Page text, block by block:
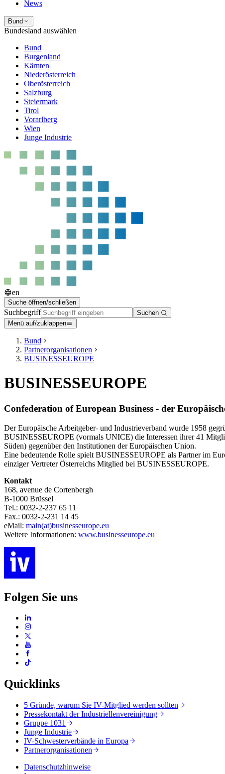
News
Bund
Bundesland auswählen
Bund
Burgenland
Kärnten
Niederösterreich
Oberösterreich
Salzburg
Steiermark
Tirol
Vorarlberg
Wien
Junge Industrie
en
Suche öffnen/schließen
Suchbegriff
Suchen
Menü auf/zuklappen
Bund
Partnerorganisationen
BUSINESSEUROPE
BUSINESSEUROPE
Confederation of European Business - der
Der Europäische Arbeitgeber- und Industrieverband wurde 1958
BUSINESSEUROPE (vormals UNICE) die Interessen ihrer 41
Süden) gegenüber den Institutionen der Europäischen Union.
Eine bedeutende Rolle spielt BUSINESSEUROPE als Partner im
einziger Vertreter Österreichs Mitglied bei BUSINESSEUROPE.
Kontakt
168, avenue de Cortenbergh
B-1000 Brüssel
Tel.: 0032-2-237 65 11
Fax.: 0032-2-231 14 45
eMail: main(at)businesseurope.eu
Weitere Informationen: www.businesseurope.eu
Folgen Sie uns
Quicklinks
5 Gründe, warum Sie IV-Mitglied werden sollten
Pressekontakt der Industriellenvereinigung
Gruppe 1031
Junge Industrie
IV-Schwesterverbände in Europa
Partnerorganisationen
Datenschutzhinweise